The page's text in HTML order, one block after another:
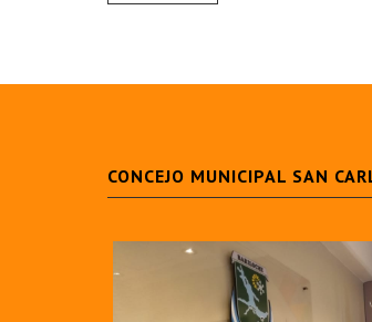
CONCEJO MUNICIPAL SAN